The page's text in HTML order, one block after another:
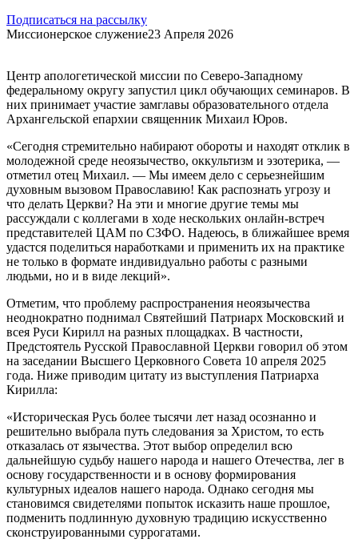
Подписаться на рассылку
Миссионерское служение23 Апреля 2026
Центр апологетической миссии по Северо-Западному
федеральному округу запустил цикл обучающих семинаров. В
них принимает участие замглавы образовательного отдела
Архангельской епархии священник Михаил Юров.
«Сегодня стремительно набирают обороты и находят отклик в
молодежной среде неоязычество, оккультизм и эзотерика, —
отметил отец Михаил. — Мы имеем дело с серьезнейшим
духовным вызовом Православию! Как распознать угрозу и
что делать Церкви? На эти и многие другие темы мы
рассуждали с коллегами в ходе нескольких онлайн-встреч
представителей ЦАМ по СЗФО. Надеюсь, в ближайшее время
удастся поделиться наработками и применить их на практике
не только в формате индивидуально работы с разными
людьми, но и в виде лекций».
Отметим, что проблему распространения неоязычества
неоднократно поднимал Святейший Патриарх Московский и
всея Руси Кирилл на разных площадках. В частности,
Предстоятель Русской Православной Церкви говорил об этом
на заседании Высшего Церковного Совета 10 апреля 2025
года. Ниже приводим цитату из выступления Патриарха
Кирилла:
«Историческая Русь более тысячи лет назад осознанно и
решительно выбрала путь следования за Христом, то есть
отказалась от язычества. Этот выбор определил всю
дальнейшую судьбу нашего народа и нашего Отечества, лег в
основу государственности и в основу формирования
культурных идеалов нашего народа. Однако сегодня мы
становимся свидетелями попыток исказить наше прошлое,
подменить подлинную духовную традицию искусственно
сконструированными суррогатами.